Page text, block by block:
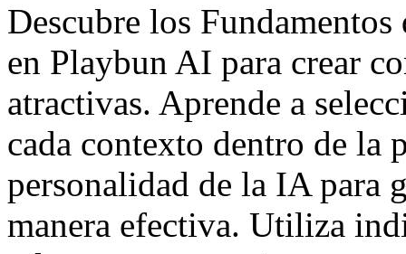
Descubre los
en Playbun AI para crear
atractivas. Aprende a
cada contexto dentro de la
personalidad de la IA para
manera efectiva. Utiliza